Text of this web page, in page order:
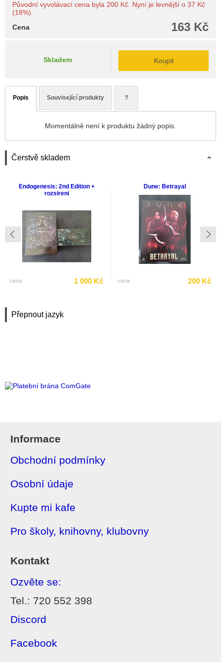
Přepnout jazyk
Původní vyvolávací cena byla 200 Kč. Nyní je levnější o 37 Kč
(18%).
163 Kč
Cena
Skladem Koupit
Popis Související produkty ?
Momentálně není k produktu žádný popis.
Čerstvě skladem
Endogenesis: 2nd Edition +
rozsireni
cena 1 000 Kč
Dune: Betrayal
cena 200 Kč
Informace
Obchodní podmínky
Osobní údaje
Kupte mi kafe
Pro školy, knihovny, klubovny
Kontakt
Ozvěte se:
Tel.: 720 552 398
Discord
Facebook